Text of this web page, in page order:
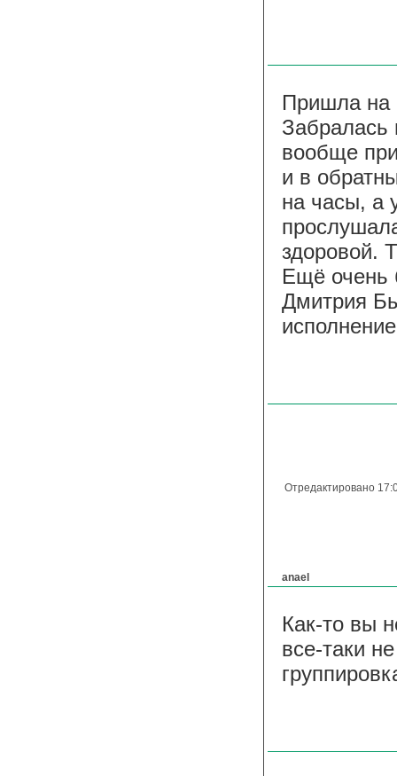
Пришла на
Забралась
вообще
и в
на часы, а
здоровой.
Ещё очень
Дмитрия
Отредактировано
anael
Как-то вы
все-таки